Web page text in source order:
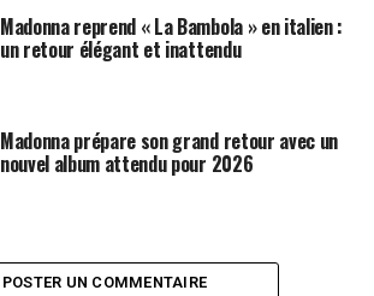
Madonna reprend « La Bambola » en italien :
un retour élégant et inattendu
Madonna prépare son grand retour avec un
nouvel album attendu pour 2026
POSTER UN COMMENTAIRE